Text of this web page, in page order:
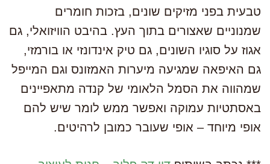
טבעית בפני מזיקים שונים, בזכות חומרים
שמנוניים שאצורים בתוך העץ. בהיבט הוויזואלי, גם
אגוז על סוגיו השונים, גם טיק אינדונזי או בורמזי,
גם האיפאה שמגיעה מיערות האמזונס וגם המייפל
שמהווה את הסמל הלאומי של קנדה מתאפיינים
באסתטיות עמוקה ואפשר ממש לומר שיש להם
אופי מיוחד – אופי שעובר כמובן לרהיטים.